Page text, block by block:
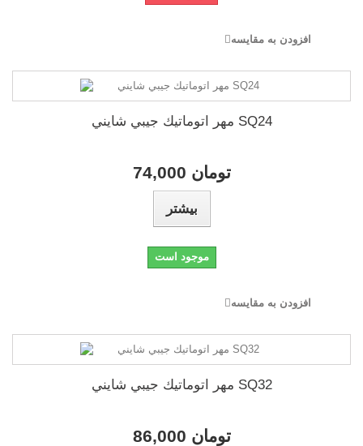
افزودن به مقایسه
مهر اتوماتيك جيبي شايني SQ24
74,000 تومان
بیشتر
موجود است
افزودن به مقایسه
مهر اتوماتيك جيبي شايني SQ32
86,000 تومان